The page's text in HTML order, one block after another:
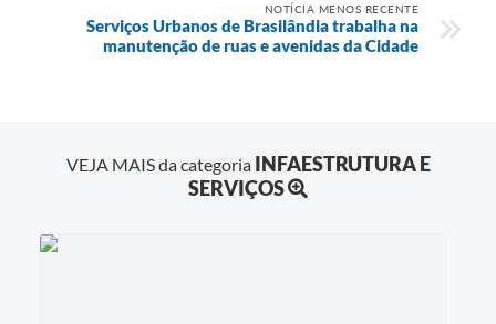
NOTÍCIA MENOS RECENTE
Serviços Urbanos de Brasilândia trabalha na
manutenção de ruas e avenidas da Cidade
VEJA MAIS da categoria INFAESTRUTURA E
SERVIÇOS